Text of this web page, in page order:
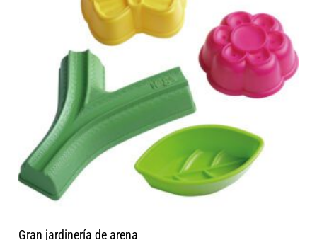
Gran jardinería de arena